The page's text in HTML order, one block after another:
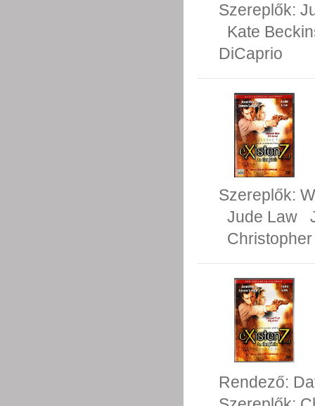
Szereplők:
Kate
DiCaprio
Szereplők:
Jude Law
Rendező: